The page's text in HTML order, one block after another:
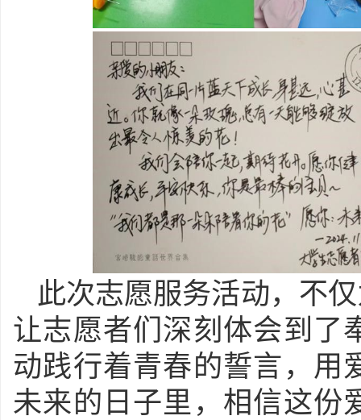
此次志愿服务活动，不
让志愿者们深刻体会到了
动践行着青春的誓言，用
未来的日子里，相信这份